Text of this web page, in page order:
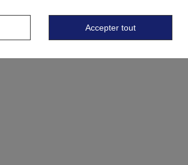
Accepter tout